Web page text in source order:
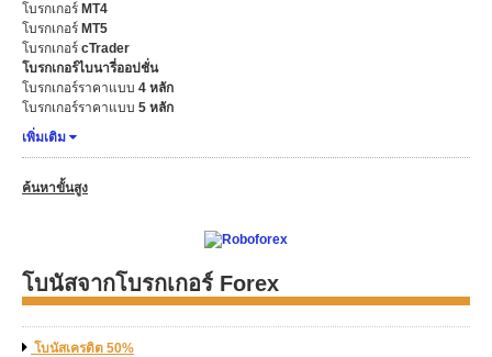
โบรกเกอร์ MT4
โบรกเกอร์ MT5
โบรกเกอร์ cTrader
โบรกเกอร์ไบนารี่ออปชั่น
โบรกเกอร์ราคาแบบ 4 หลัก
โบรกเกอร์ราคาแบบ 5 หลัก
เพิ่มเติม
ค้นหาขั้นสูง
โบนัสจากโบรกเกอร์ Forex
โบนัสเครดิต 50%